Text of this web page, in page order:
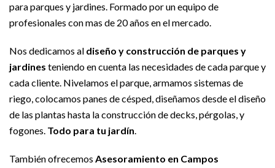
para parques y jardines. Formado por un equipo de
profesionales con mas de 20 años en el mercado.
Nos dedicamos al diseño y construcción de parques y
jardines teniendo en cuenta las necesidades de cada parque y
cada cliente. Nivelamos el parque, armamos sistemas de
riego, colocamos panes de césped, diseñamos desde el diseño
de las plantas hasta la construcción de decks, pérgolas, y
fogones. Todo para tu jardín.
También ofrecemos Asesoramiento en Campos